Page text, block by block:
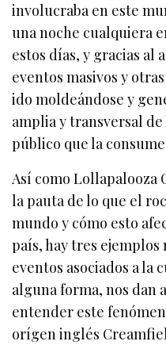
involucraba en este
una noche cualquiera
estos días, y gracias al
eventos masivos y
ido moldeándose y
amplia y transversal
público que la
Así como Lollapalooza
la pauta de lo que el
mundo y cómo esto
país, hay tres
eventos asociados a
alguna forma, nos dan
entender este
orígen inglés